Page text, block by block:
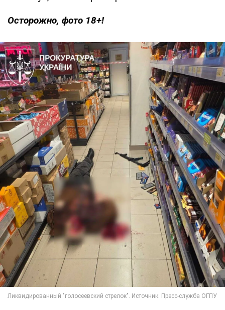
Осторожно, фото 18+!